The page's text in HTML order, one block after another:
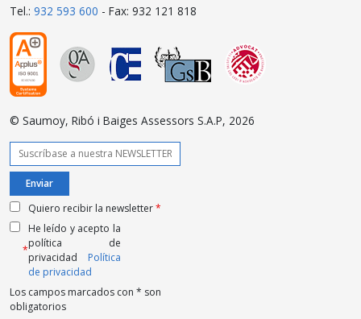
Tel.: 932 593 600 - Fax: 932 121 818
© Saumoy, Ribó i Baiges Assessors S.A.P, 2026
Los campos marcados con * son
obligatorios
Quiero recibir la newsletter*
*
He leído y acepto la
política de
privacidad Política
de privacidad